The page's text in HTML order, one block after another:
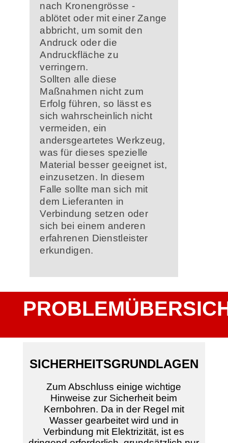
nach Kronengrösse -
ablötet oder mit einer Zange
abbricht, um somit den
Andruck oder die
Andruckfläche zu
verringern.
Sollten alle diese
Maßnahmen nicht zum
Erfolg führen, so lässt es
sich wahrscheinlich nicht
vermeiden, ein
andersgeartetes Werkzeug,
was für dieses spezielle
Material besser geeignet ist,
einzusetzen. In diesem
Falle sollte man sich mit
dem Lieferanten in
Verbindung setzen oder
sich bei einem anderen
erfahrenen Dienstleister
erkundigen.
SICHERHEITSGRUNDLAGEN
Zum Abschluss einige wichtige
Hinweise zur Sicherheit beim
Kernbohren. Da in der Regel mit
Wasser gearbeitet wird und in
Verbindung mit Elektrizität, ist es